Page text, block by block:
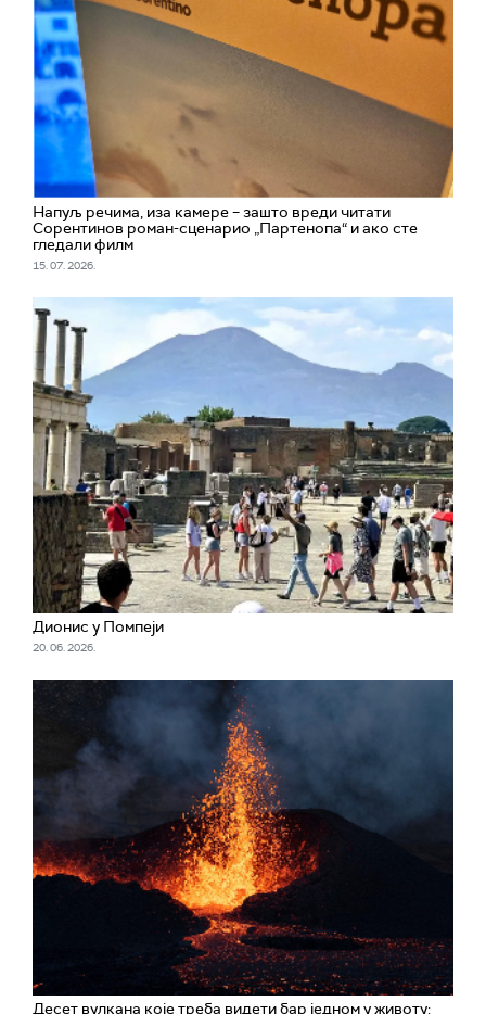
Напуљ речима, иза камере – зашто вреди читати
Сорентинов роман-сценарио „Партенопа“ и ако сте
гледали филм
15. 07. 2026.
Дионис у Помпеји
20. 06. 2026.
Десет вулкана које треба видети бар једном у животу: